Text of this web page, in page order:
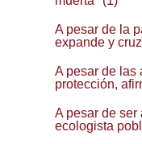
A pesar de la
expande y
A pesar de las
protección,
A pesar de ser
ecologista